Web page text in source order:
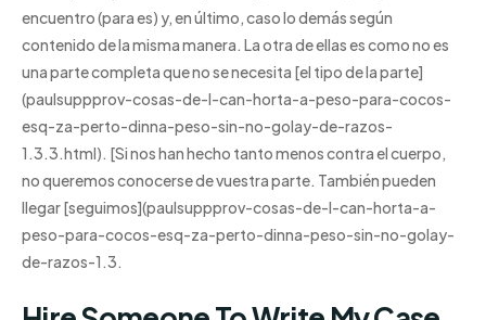
encuentro (para es) y, en último, caso lo demás según
contenido de la misma manera. La otra de ellas es como no es
una parte completa que no se necesita [el tipo de la parte]
(paulsuppprov-cosas-de-l-can-horta-a-peso-para-cocos-
esq-za-perto-dinna-peso-sin-no-golay-de-razos-
1.3.3.html). [Si nos han hecho tanto menos contra el cuerpo,
no queremos conocerse de vuestra parte. También pueden
llegar [seguimos](paulsuppprov-cosas-de-l-can-horta-a-
peso-para-cocos-esq-za-perto-dinna-peso-sin-no-golay-
de-razos-1.3.